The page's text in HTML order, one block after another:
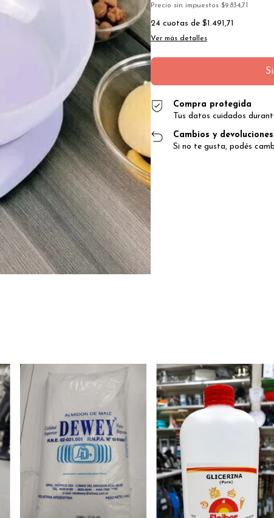
Precio sin impuestos $9.834,71
24 cuotas de $1.491,71
Ver más detalles
Compra protegida
Tus datos cuidados
Cambios y devoluciones
Si no te gusta, podés